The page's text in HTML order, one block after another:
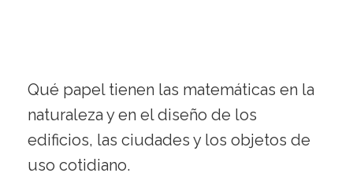
Qué papel tienen las matemáticas en la
naturaleza y en el diseño de los
edificios, las ciudades y los objetos de
uso cotidiano.